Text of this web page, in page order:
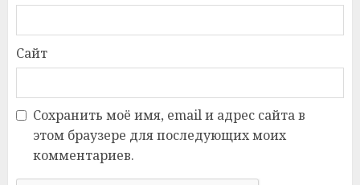
Сайт
Сохранить моё имя, email и адрес сайта в
этом браузере для последующих моих
комментариев.